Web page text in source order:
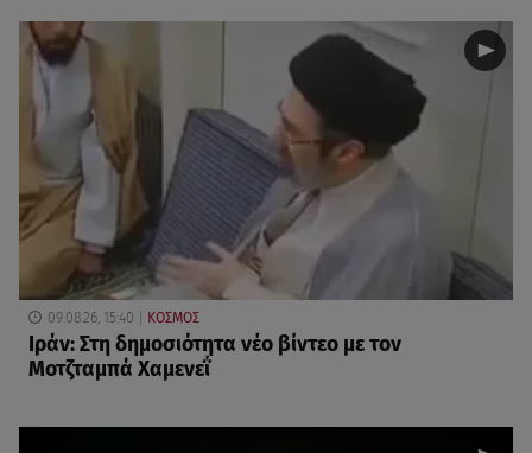
09.08.26, 15:40 ΚΟΣΜΟΣ
Ιράν: Στη δημοσιότητα νέο βίντεο με τον
Μοτζταμπά Χαμενεΐ